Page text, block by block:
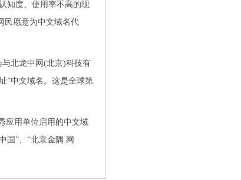
知度、使用率不高的现
民愿意为中文域名代
与北龙中网(北京)科技有
”中文域名。这是全球第
应用单位启用的中文域
国”、“北京金隅.网